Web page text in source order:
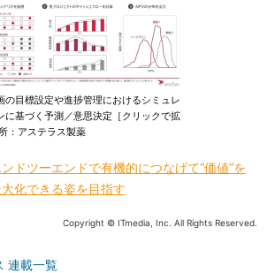
の目標設定や進捗管理におけるシミュレ
に基づく予測／意思決定［クリックで拡
：アステラス製薬
ドツーエンドで有機的につなげて“価値”を
化できる姿を目指す
Copyright © ITmedia, Inc. All Rights Reserved.
連載一覧